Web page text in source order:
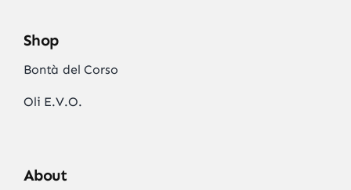
Shop
Bontà del Corso
Oli E.V.O.
About